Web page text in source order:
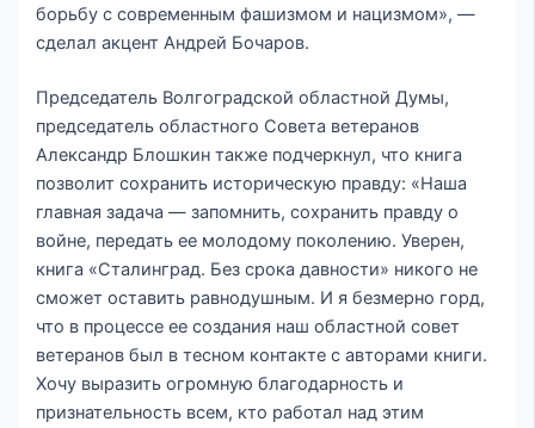
борьбу с современным фашизмом и нацизмом», —
сделал акцент Андрей Бочаров.
Председатель Волгоградской областной Думы,
председатель областного Совета ветеранов
Александр Блошкин также подчеркнул, что книга
позволит сохранить историческую правду: «Наша
главная задача — запомнить, сохранить правду о
войне, передать ее молодому поколению. Уверен,
книга «Сталинград. Без срока давности» никого не
сможет оставить равнодушным. И я безмерно горд,
что в процессе ее создания наш областной совет
ветеранов был в тесном контакте с авторами книги.
Хочу выразить огромную благодарность и
признательность всем, кто работал над этим